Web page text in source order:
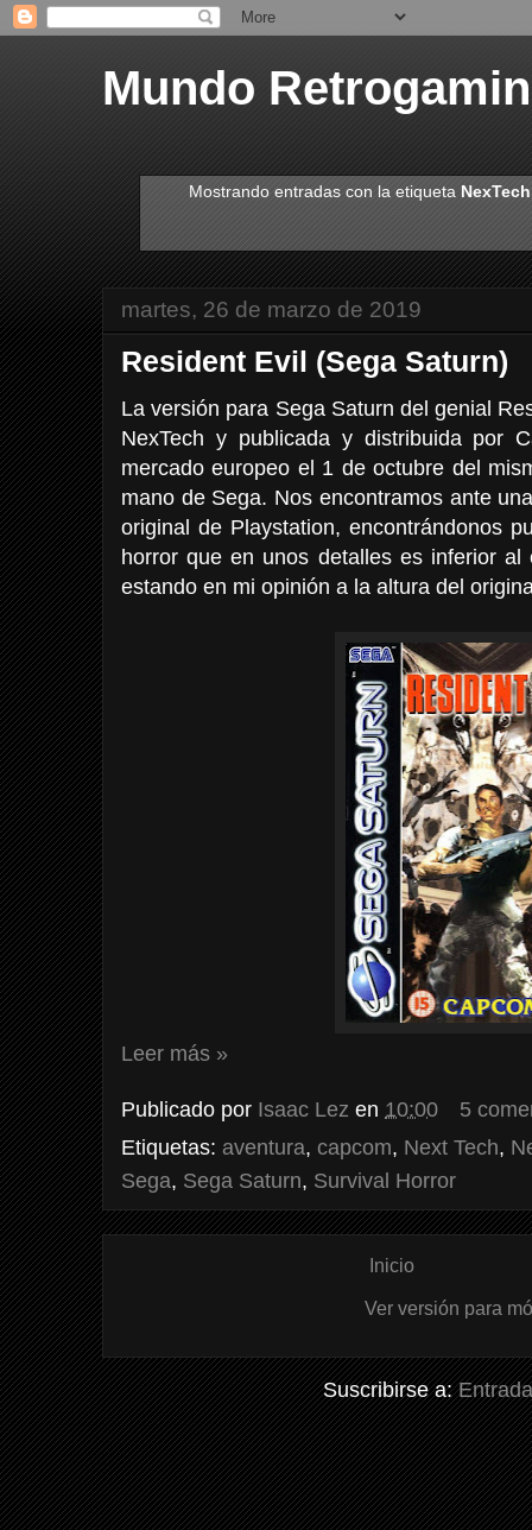
Mundo
Mostrando entradas con la etiqueta NexTech
martes, 26 de marzo de 2019
Resident Evil (Sega Saturn)
La versión para Sega Saturn del genial
NexTech y publicada y distribuida por
mercado europeo el 1 de octubre del
mano de Sega. Nos encontramos ante
original de Playstation, encontrándonos
horror que en unos detalles es inferior
estando en mi opinión a la altura del
Leer más »
Publicado por Isaac Lez en 10:00
5
Etiquetas: aventura, capcom, Next Tech,
Sega, Sega Saturn, Survival Horror
Inicio
Ver versión para
Suscribirse a: